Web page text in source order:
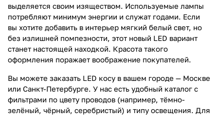
выделяется своим изяществом. Используемые лампы
потребляют минимум энергии и служат годами. Если
вы хотите добавить в интерьер мягкий белый свет, но
без излишней помпезности, этот новый LED вариант
станет настоящей находкой. Красота такого
оформления поражает воображение покупателей.
Вы можете заказать LED косу в вашем городе — Москве
или Санкт-Петербурге. У нас есть удобный каталог с
фильтрами по цвету проводов (например, тёмно-
зелёный, чёрный, серебристый) и типу освещения. Для